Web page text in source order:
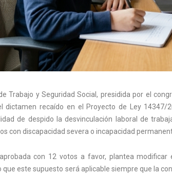
Trabajo y Seguridad Social, presidida por el
dictamen recaído en el Proyecto de Ley 14347/
de despido la desvinculación laboral de
con discapacidad severa o incapacidad
con 12 votos a favor, plantea
que este supuesto será aplicable siempre que la